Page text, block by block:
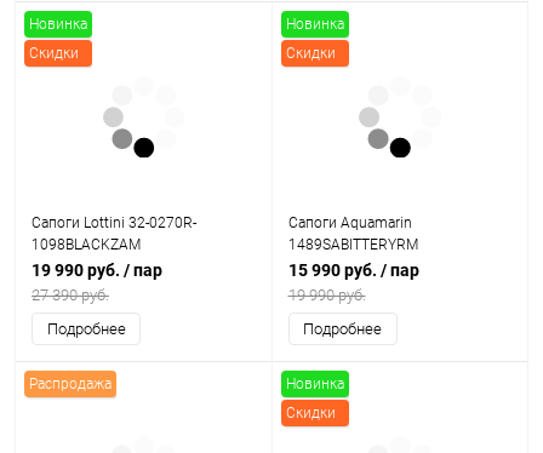
Новинка
Скидки
Сапоги Lottini 32-0270R-
1098BLACKZAM
19 990 руб. / пар
27 390 руб.
Подробнее
Новинка
Скидки
Сапоги Aquamarin
1489SABITTERYRM
15 990 руб. / пар
19 990 руб.
Подробнее
Распродажа
Новинка
Скидки